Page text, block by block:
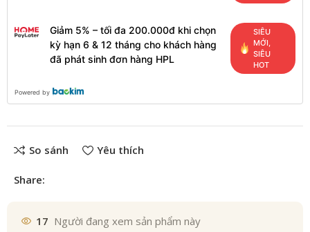
Giảm 5% – tối đa 200.000đ khi chọn
kỳ hạn 6 & 12 tháng cho khách hàng
đã phát sinh đơn hàng HPL
SIÊU
MỚI,
SIÊU
HOT
Powered by
So sánh Yêu thích
Share:
17 Người đang xem sản phẩm này